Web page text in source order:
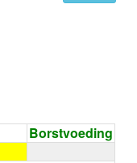
Borstvoeding